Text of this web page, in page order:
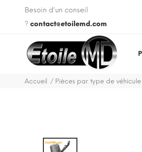
Besoin d'un conseil
? contact@etoilemd.com
VIN de votre véhicule lors de votre
Accueil Pièces par type de véhicule